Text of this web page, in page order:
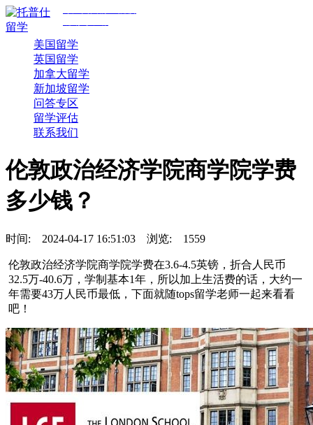
美国留学
英国留学
加拿大留学
新加坡留学
问答专区
留学评估
联系我们
伦敦政治经济学院商学院学费
多少钱？
时间: 2024-04-17 16:51:03 浏览: 1559
伦敦政治经济学院商学院学费在3.6-4.5英镑，折合人民币
32.5万-40.6万，学制基本1年，所以加上生活费的话，大约一
年需要43万人民币最低，下面就随tops留学老师一起来看看
吧！